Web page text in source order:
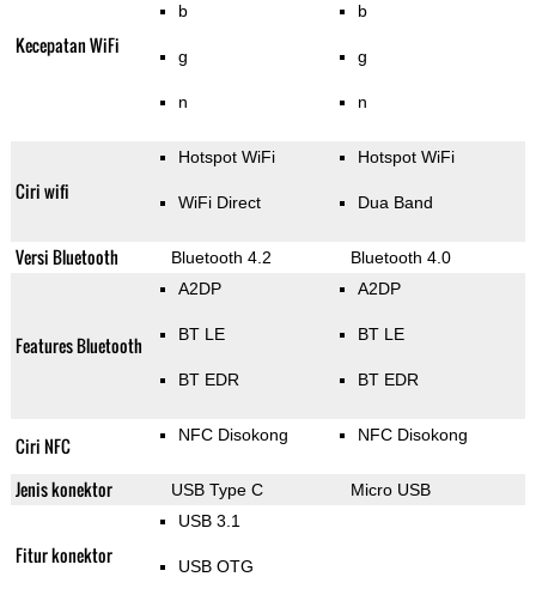
Kecepatan WiFi
b
g
n
b
g
n
Ciri wifi
Hotspot WiFi
WiFi Direct
Hotspot WiFi
Dua Band
Versi Bluetooth Bluetooth 4.2 Bluetooth 4.0
Features Bluetooth
A2DP
BT LE
BT EDR
A2DP
BT LE
BT EDR
Ciri NFC NFC Disokong NFC Disokong
Jenis konektor USB Type C Micro USB
Fitur konektor
USB 3.1
USB OTG